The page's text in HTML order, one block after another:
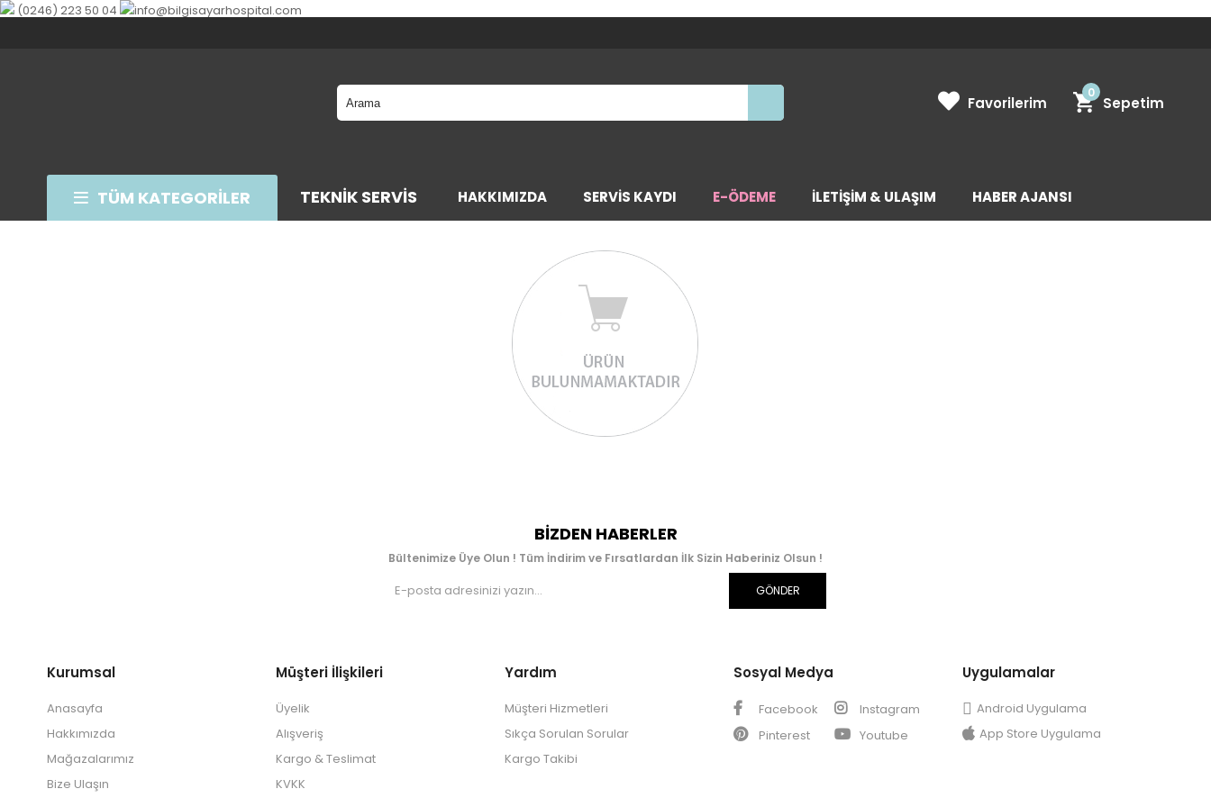
(0246) 223 50 04 info@bilgisayarhospital.com
Sepetim
0
TÜM KATEGORİLER TEKNIK SERVIS HAKKIMIZDA SERVİS KAYDI E-ÖDEME İLETİŞİM & ULAŞIM HABER AJANSI
Favorilerim
BIZDEN HABERLER
Bültenimize Üye Olun ! Tüm İndirim ve Fırsatlardan İlk Sizin Haberiniz Olsun !
GÖNDER
Kurumsal
Anasayfa
Hakkımızda
Mağazalarımız
Bize Ulaşın
Müşteri İlişkileri
Üyelik
Alışveriş
Kargo & Teslimat
KVKK
Yardım
Müşteri Hizmetleri
Sıkça Sorulan Sorular
Kargo Takibi
Sosyal Medya
Facebook
Instagram
Pinterest
Youtube
Uygulamalar
Android Uygulama
App Store Uygulama